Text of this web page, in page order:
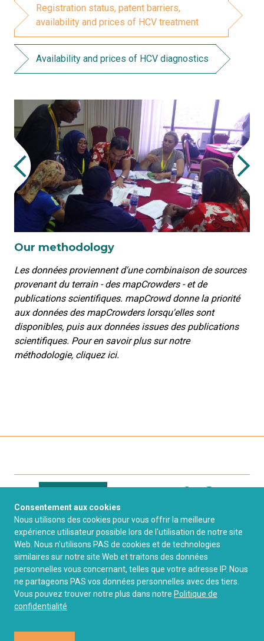
Consentement aux cookies
Nous utilisons des cookies pour vous offrir la meilleure
expérience utilisateur possible lors de l'utilisation de notre site
Web. Nous n'utilisons PAS de cookies et de technologies
similaires sur notre site Web et traitons des données
personnelles vous concernant, telles que votre adresse IP. Nous
ne partageons PAS vos données personnelles avec des tiers.
Vous pouvez trouver notre plus dans notre Politique de
confidentialité
Registration status, patent barriers,
availability and prices of HCV treatment
Availability and prices of HCV diagnostics
Our methodology
Les données proviennent d'une combinaison de sources
provenant du terrain - des mapCrowders - et de
publications scientifiques. mapCrowd donne la priorité
aux données des mapCrowders lorsqu'elles sont
disponibles, puis aux données issues des publications
scientifiques. Pour en savoir plus sur notre
méthodologie, cliquez ici.
Contact FAQ
Mentions Légales
Politique de
confidentialité
Licence de droits